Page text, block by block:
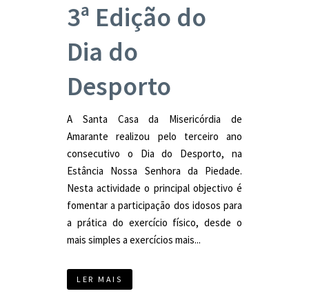
3ª Edição do
Dia do
Desporto
A Santa Casa da Misericórdia de
Amarante realizou pelo terceiro ano
consecutivo o Dia do Desporto, na
Estância Nossa Senhora da Piedade.
Nesta actividade o principal objectivo é
fomentar a participação dos idosos para
a prática do exercício físico, desde o
mais simples a exercícios mais...
LER MAIS